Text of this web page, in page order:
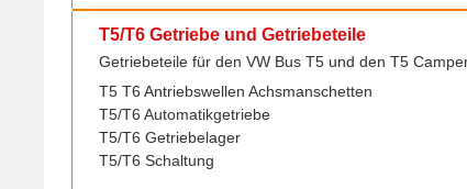
T5/T6 Getriebe und Getriebeteile
Getriebeteile für den VW Bus T5 und den T5
T5 T6 Antriebswellen Achsmanschetten
T5/T6 Automatikgetriebe
T5/T6 Getriebelager
T5/T6 Schaltung